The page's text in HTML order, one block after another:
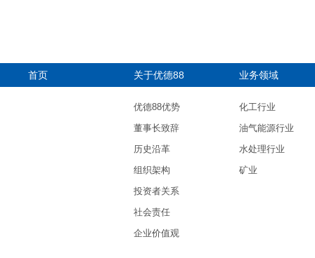
首页 关于优德88
优德88优势
董事长致辞
历史沿革
组织架构
投资者关系
社会责任
企业价值观
业务领域
化工行业
油气能源行业
水处理行业
矿业